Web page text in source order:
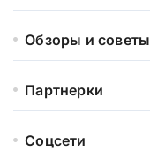
Обзоры и советы
Партнерки
Соцсети